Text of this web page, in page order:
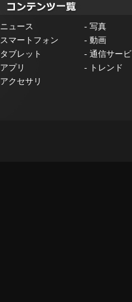
ニュース - 写真
スマートフォン - 動画
タブレット - 通信サー
アプリ -
トレンド
アクセサリ